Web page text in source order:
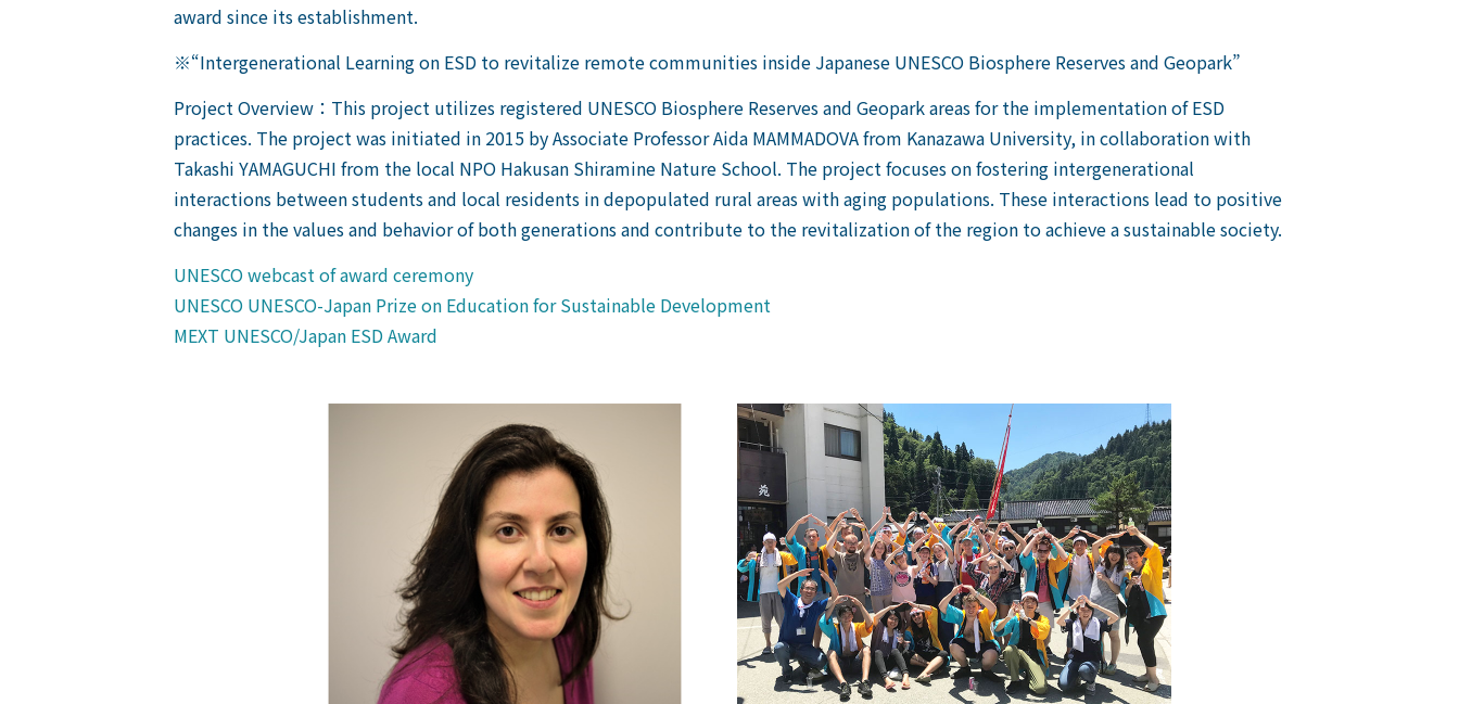
award since its establishment.
※“Intergenerational Learning on ESD to revitalize remote communities inside Japanese UNESCO Biosphere Reserves and Geopark”
Project Overview：This project utilizes registered UNESCO Biosphere Reserves and Geopark areas for the implementation of ESD
practices. The project was initiated in 2015 by Associate Professor Aida MAMMADOVA from Kanazawa University, in collaboration with
Takashi YAMAGUCHI from the local NPO Hakusan Shiramine Nature School. The project focuses on fostering intergenerational
interactions between students and local residents in depopulated rural areas with aging populations. These interactions lead to positive
changes in the values and behavior of both generations and contribute to the revitalization of the region to achieve a sustainable society.
UNESCO webcast of award ceremony
UNESCO UNESCO-Japan Prize on Education for Sustainable Development
MEXT UNESCO/Japan ESD Award